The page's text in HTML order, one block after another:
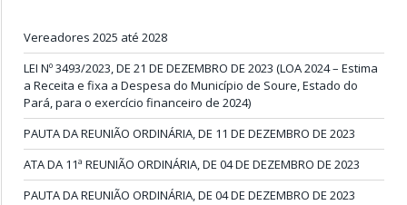
Vereadores 2025 até 2028
LEI Nº 3493/2023, DE 21 DE DEZEMBRO DE 2023 (LOA 2024 – Estima
a Receita e fixa a Despesa do Município de Soure, Estado do
Pará, para o exercício financeiro de 2024)
PAUTA DA REUNIÃO ORDINÁRIA, DE 11 DE DEZEMBRO DE 2023
ATA DA 11ª REUNIÃO ORDINÁRIA, DE 04 DE DEZEMBRO DE 2023
PAUTA DA REUNIÃO ORDINÁRIA, DE 04 DE DEZEMBRO DE 2023